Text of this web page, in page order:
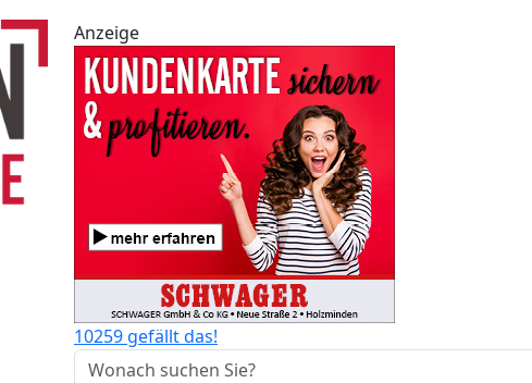
Anzeige
10259 gefällt das!